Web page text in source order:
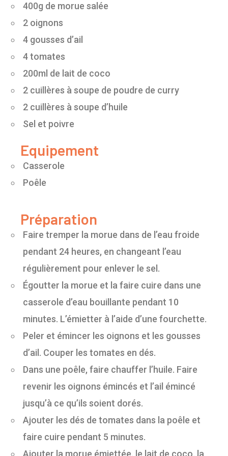
400g de morue salée
2 oignons
4 gousses d’ail
4 tomates
200ml de lait de coco
2 cuillères à soupe de poudre de curry
2 cuillères à soupe d’huile
Sel et poivre
Equipement
Casserole
Poêle
Préparation
Faire tremper la morue dans de l’eau froide
pendant 24 heures, en changeant l’eau
régulièrement pour enlever le sel.
Égoutter la morue et la faire cuire dans une
casserole d’eau bouillante pendant 10
minutes. L’émietter à l’aide d’une fourchette.
Peler et émincer les oignons et les gousses
d’ail. Couper les tomates en dés.
Dans une poêle, faire chauffer l’huile. Faire
revenir les oignons émincés et l’ail émincé
jusqu’à ce qu’ils soient dorés.
Ajouter les dés de tomates dans la poêle et
faire cuire pendant 5 minutes.